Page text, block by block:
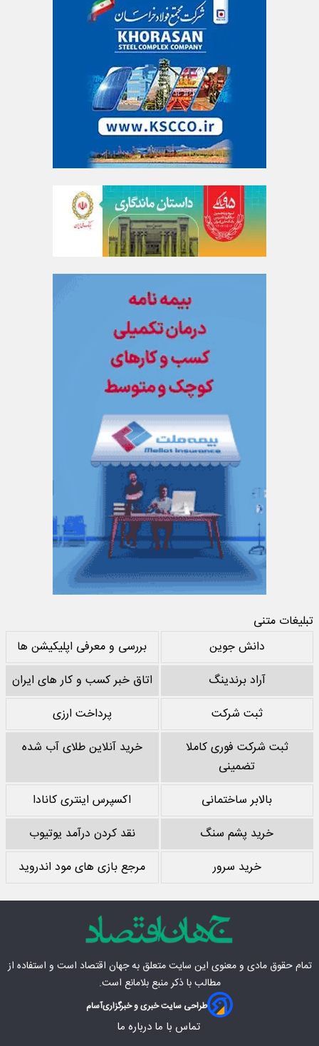
تبلیغات متنی
دانش جوین
بررسی و معرفی اپلیکیشن ها
آراد برندینگ
اتاق خبر کسب و کار های ایران
ثبت شرکت
پرداخت ارزی
ثبت شرکت فوری کاملا
تضمینی
خرید آنلاین طلای آب شده
بالابر ساختمانی
اکسپرس اینتری کانادا
خرید پشم سنگ
نقد کردن درآمد یوتیوب
خرید سرور
مرجع بازی های مود اندروید
تمام حقوق مادی‌ و معنوی این سایت متعلق بهجهان اقتصاد است و استفاده از
مطالب با ذکر منبع بلامانع است.
طراحی سایت خبری و خبرگزاریآسام
تماس با ما درباره ما